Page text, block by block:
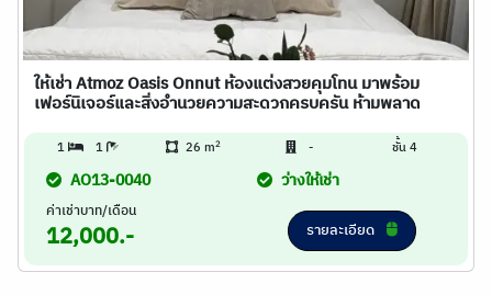
ให้เช่า Atmoz Oasis Onnut ห้องแต่งสวยคุมโทน มาพร้อม
เฟอร์นิเจอร์และสิ่งอำนวยความสะดวกครบครัน ห้ามพลาด
1 1 26 m2 - ชั้น 4
AO13-0040 ว่างให้เช่า
ค่าเช่าบาท/เดือน
12,000.- รายละเอียด